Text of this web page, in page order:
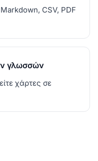
CSV, PDF
γλωσσών
χάρτες σε